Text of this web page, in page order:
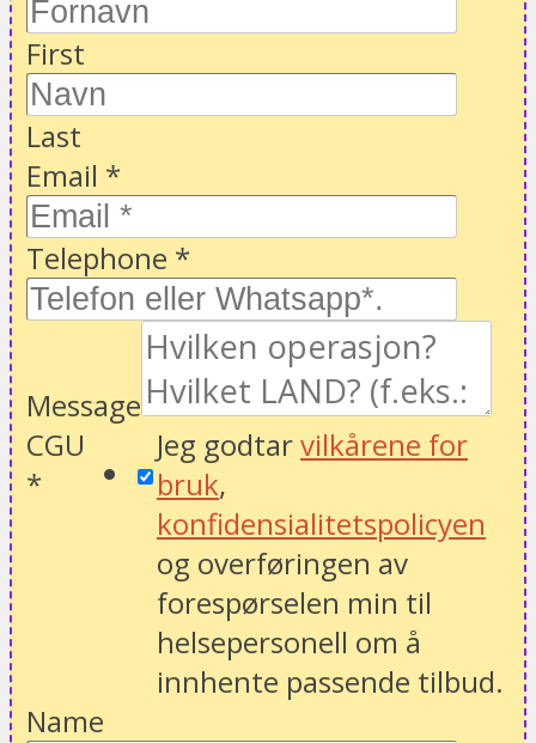
First
Last
Email *
Telephone *
Message
CGU
*
Jeg godtarvilkårene for
bruk,
konfidensialitetspolicyen
og overføringen av
forespørselen min til
helsepersonell om å
innhente passende tilbud.
Name